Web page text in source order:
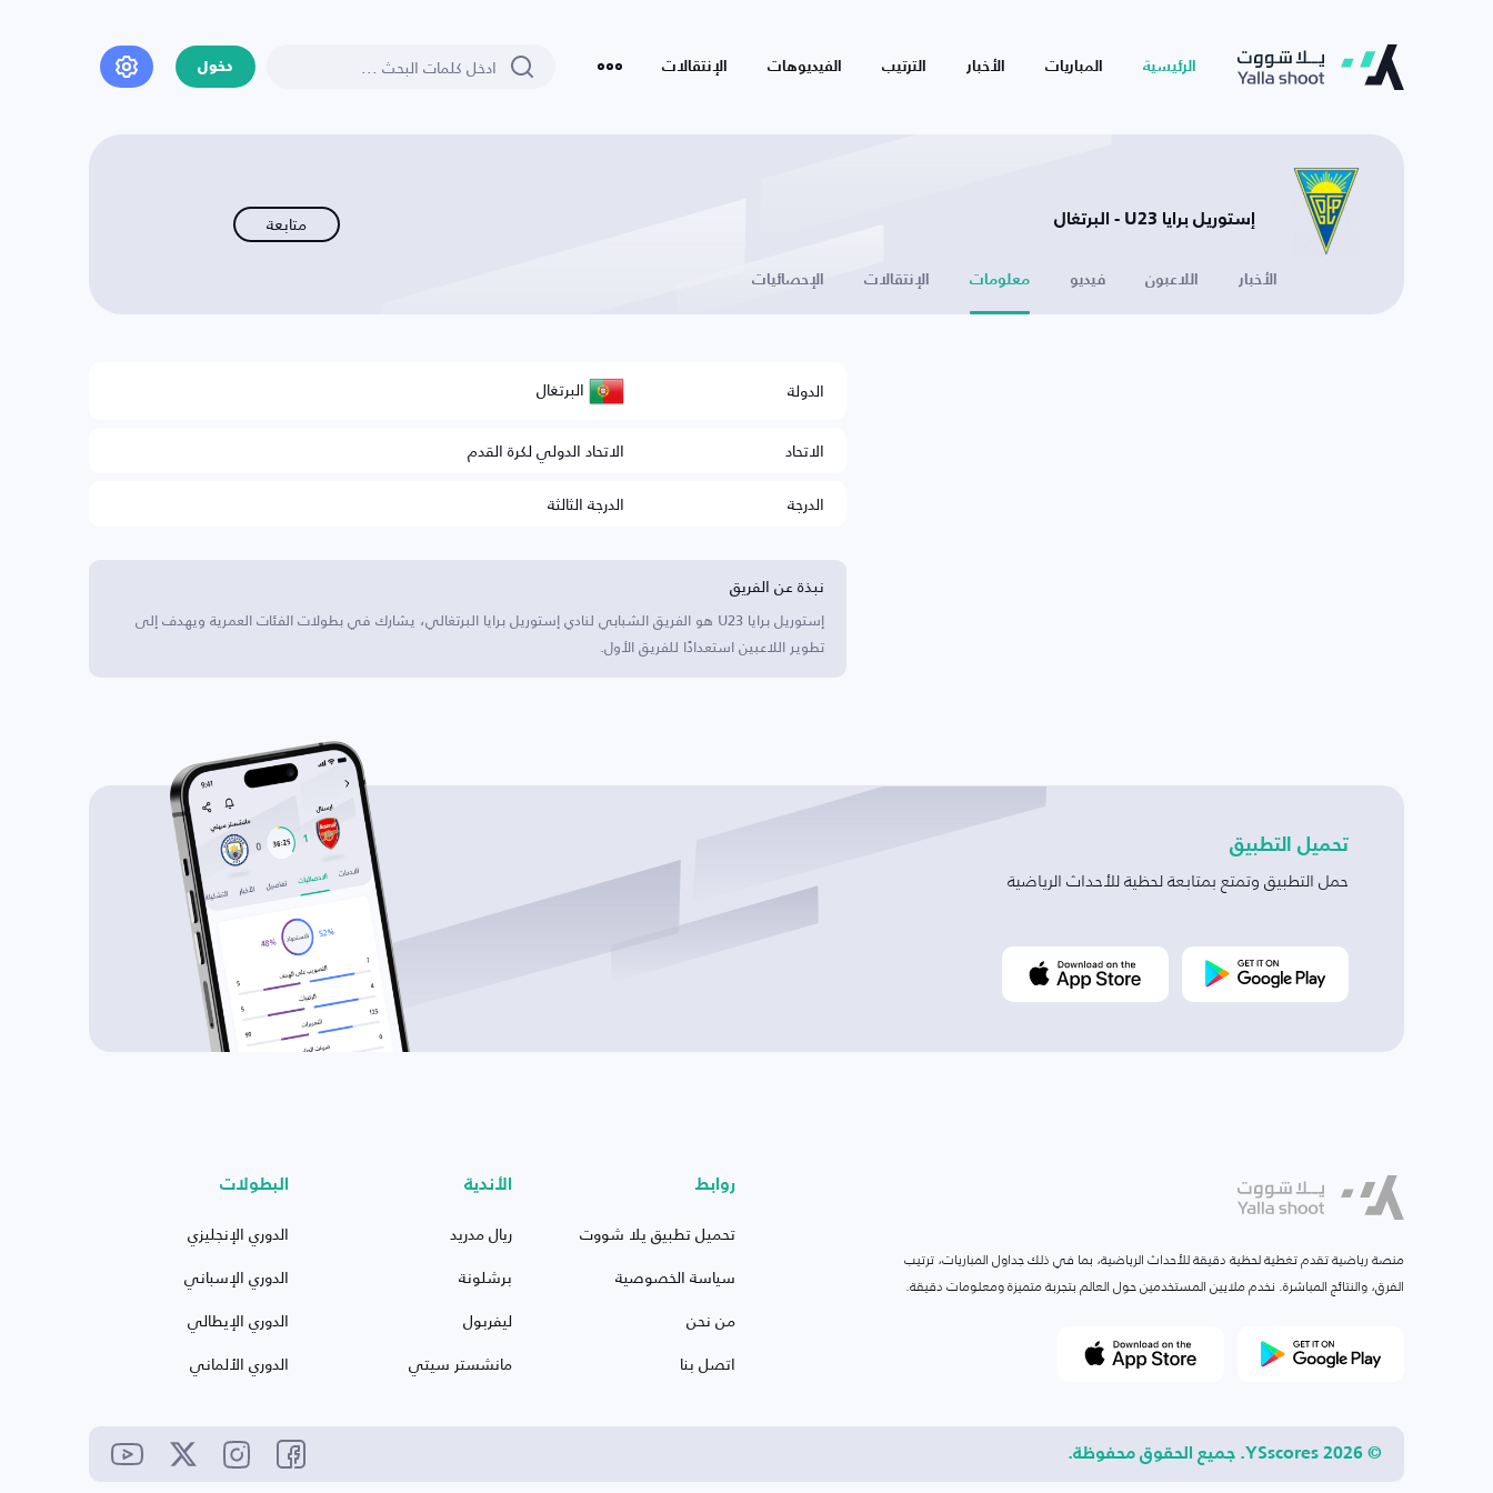
الرئيسية المباريات الأخبار الترتيب الفيديوهات الإنتقالات دخول
إستوريل برايا U23 - البرتغال متابعة
الأخبار اللاعبون فيديو معلومات الإنتقالات الإحصائيات
الدولة البرتغال
الاتحاد
الاتحاد الدولي لكرة القدم
الدرجة
الدرجة الثالثة
نبذة عن الفريق
إستوريل برايا U23 هو الفريق الشبابي لنادي إستوريل برايا البرتغالي، يشارك في بطولات الفئات العمرية ويهدف إلى
تطوير اللاعبين استعدادًا للفريق الأول.
تحميل التطبيق
حمل التطبيق وتمتع بمتابعة لحظية للأحداث الرياضية
منصة رياضية تقدم تغطية لحظية دقيقة للأحداث الرياضية، بما في ذلك جداول المباريات، ترتيب
الفرق، والنتائج المباشرة. نخدم ملايين المستخدمين حول العالم بتجربة متميزة ومعلومات دقيقة.
روابط
تحميل تطبيق يلا شووت
سياسة الخصوصية
من نحن
اتصل بنا
الأندية
ريال مدريد
برشلونة
ليفربول
مانشستر سيتي
البطولات
الدوري الإنجليزي
الدوري الإسباني
الدوري الإيطالي
الدوري الألماني
© 2026 YSscores. جميع الحقوق محفوظة.